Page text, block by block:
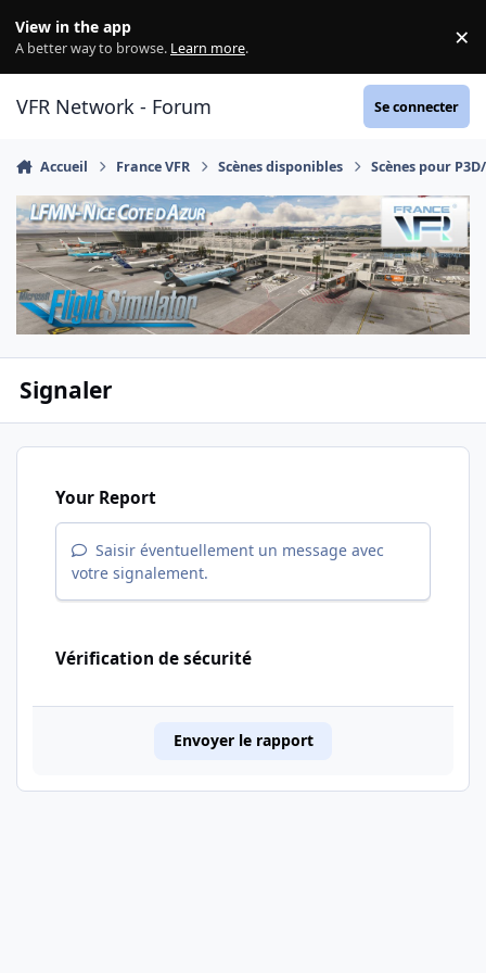
View in the app
A better way to browse. Learn more. ×
VFR Network - Forum Se connecter
Accueil France VFR Scènes disponibles Scènes pour
Signaler
Your Report
Saisir éventuellement un message avec
votre signalement.
Vérification de sécurité
Envoyer le rapport